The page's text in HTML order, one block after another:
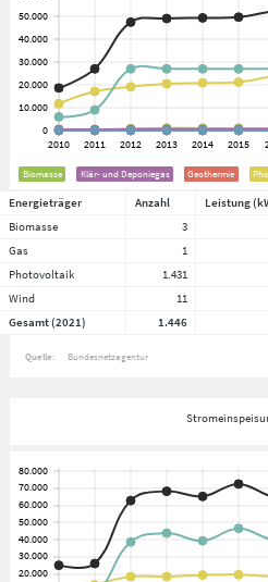
Biomasse Klär- und Deponiegas Geothermie
Energieträger Anzahl Leistung
Biomasse
3
Gas
1
Photovoltaik
1.431
Wind
11
Gesamt (2021)
1.446
Quelle: Bundesnetzagentur